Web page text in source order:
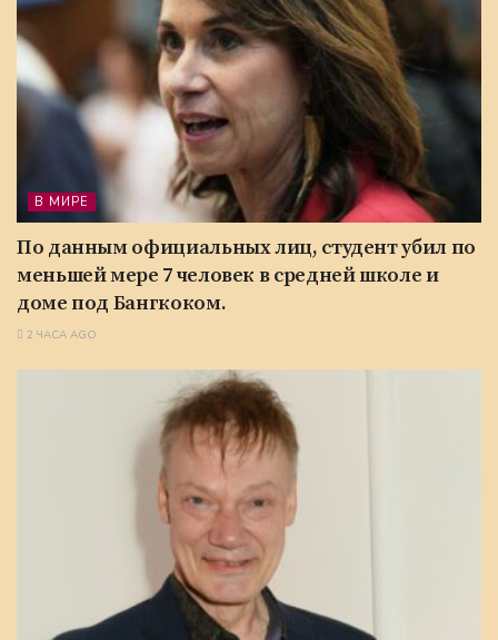
В МИРЕ
По данным официальных лиц, студент убил по
меньшей мере 7 человек в средней школе и
доме под Бангкоком.
2 ЧАСА AGO